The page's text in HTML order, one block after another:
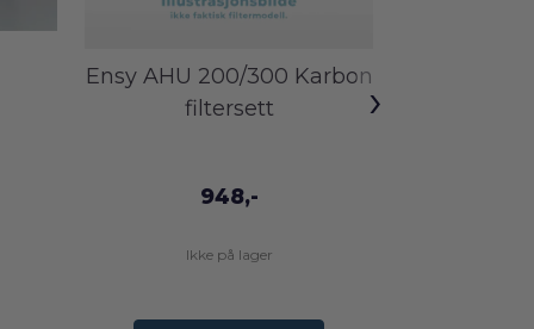
Ensy AHU 200/300 Karbon
filtersett
948,-
Ikke på lager
›